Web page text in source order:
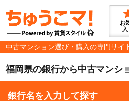
お
入
中古マンション選び・購入の専門サイ
福岡県の銀行から中古マンシ
銀行名を入力して探す